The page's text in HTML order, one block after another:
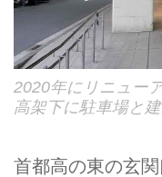
2020年にリニュー
高架下に駐車場と
首都高の東の玄